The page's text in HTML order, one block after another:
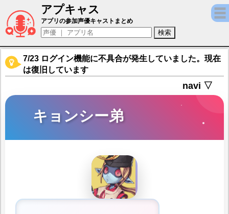
アプキャス
キョンシー弟（声優：高山みなみ)【陰陽師 -
アプリの参加声優キャストまとめ
7/23 ログイン機能に不具合が発生していました。現在
は復旧しています
navi ▽
キョンシー弟